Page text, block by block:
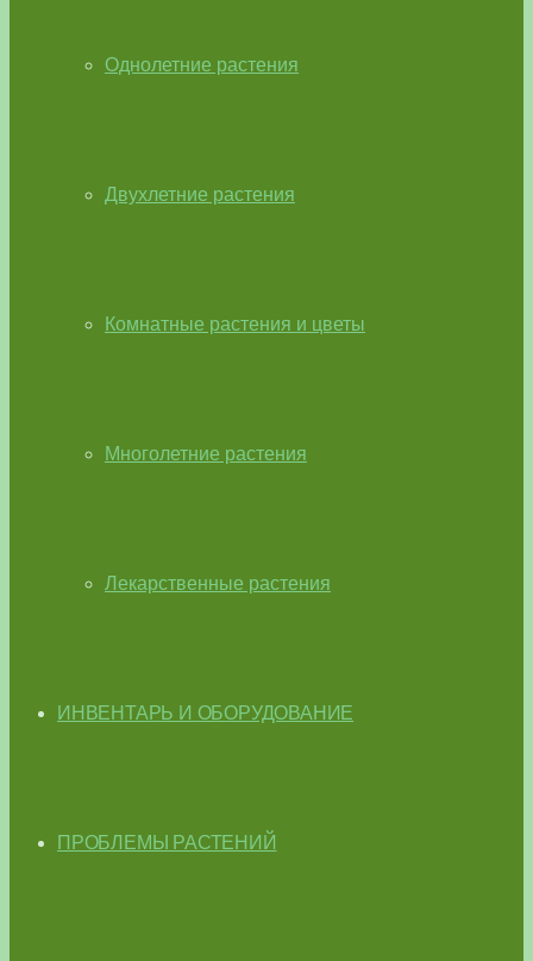
Однолетние растения
Двухлетние растения
Комнатные растения и цветы
Многолетние растения
Лекарственные растения
ИНВЕНТАРЬ И ОБОРУДОВАНИЕ
ПРОБЛЕМЫ РАСТЕНИЙ